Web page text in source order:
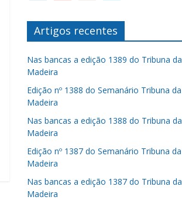
Artigos recentes
Nas bancas a edição 1389 do Tribuna da
Madeira
Edição nº 1388 do Semanário Tribuna da
Madeira
Nas bancas a edição 1388 do Tribuna da
Madeira
Edição nº 1387 do Semanário Tribuna da
Madeira
Nas bancas a edição 1387 do Tribuna da
Madeira